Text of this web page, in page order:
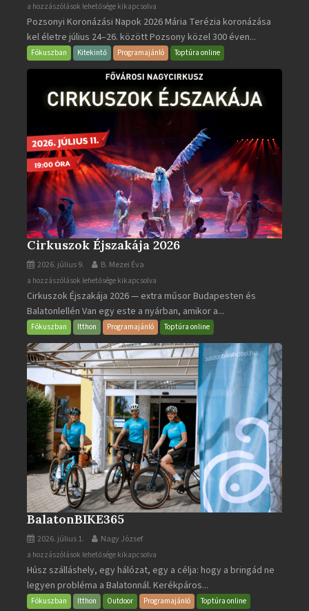
Pozsonyi
Koronázási
Napok
bejegyzéshez
a hozzászólások lehetősége kikapcsolva
Pozsonyi Koronázási Napok 2026 Mária Terézia koronázása
kel életre július 24–26. között Pozsony közel 300 éven...
Fókuszban Kitekintő Programajánló Toptúra online
Cirkuszok Éjszakája 2026
2026. július 9. B. Mezei Éva
Cirkuszok
Éjszakája
2026
bejegyzéshez
a hozzászólások lehetősége kikapcsolva
Cirkuszok Éjszakája 2026 — extra műsor Budapesten és
Balatonlellén Van egy este a nyárban, amikor a...
Fókuszban Itthon Programajánló Toptúra online
BalatonBIKE365
2026. július 1. Nagy József
BalatonBIKE365
bejegyzéshez
a hozzászólások lehetősége kikapcsolva
Húsz szálláshely, egy hálózat, egy a célja: hogy a bringád ne
legyen probléma a Balatonnál. Kerékpáros...
Fókuszban Itthon Outdoor Programajánló Toptúra online